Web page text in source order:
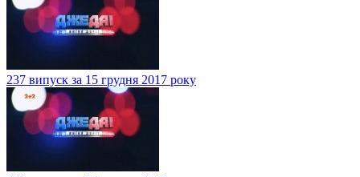
237 випуск за 15 грудня 2017 року